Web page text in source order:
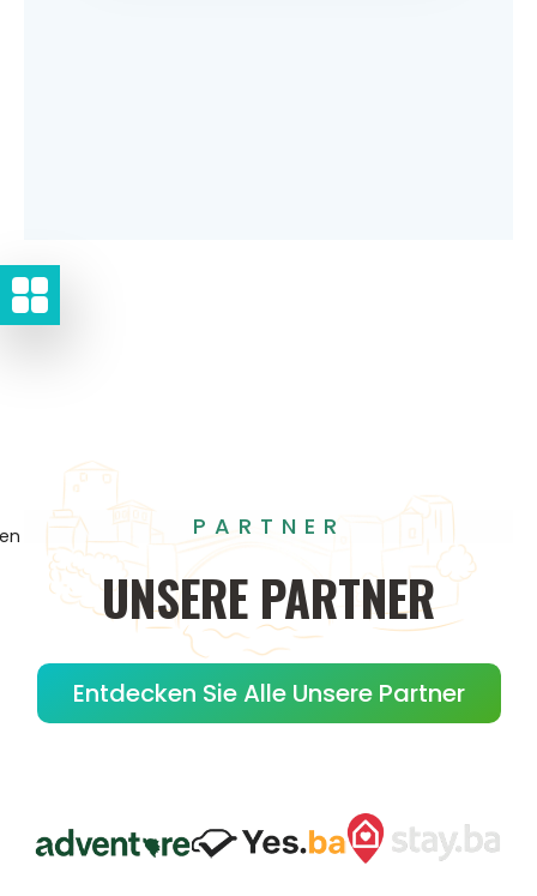
PARTNER
UNSERE PARTNER
Entdecken Sie Alle Unsere Partner